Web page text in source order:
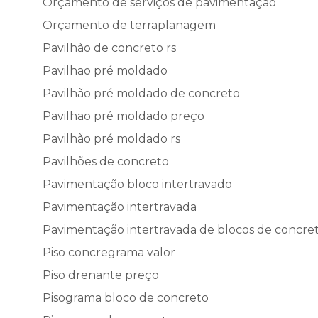
Orçamento de terraplanagem
Pavilhão de concreto rs
Pavilhao pré moldado
Pavilhão pré moldado de concreto
Pavilhao pré moldado preço
Pavilhão pré moldado rs
Pavilhões de concreto
Pavimentação bloco intertravado
Pavimentação intertravada
Pavimentação intertravada de blocos de
Piso concregrama valor
Piso drenante preço
Pisograma bloco de concreto